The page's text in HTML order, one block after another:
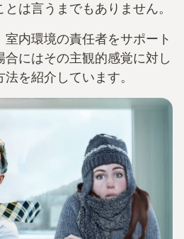
は言うまでもありません。
内環境の責任者をサポート
合にはその主観的感覚に対し
を紹介しています。